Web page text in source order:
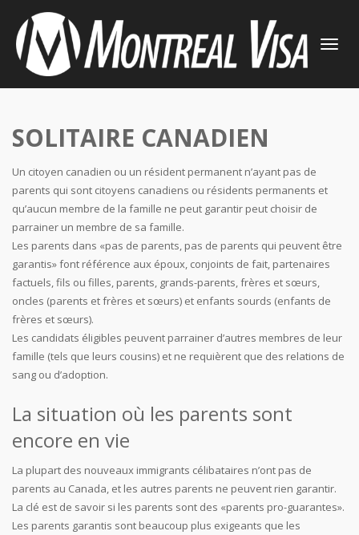
TOGGLE
SOLITAIRE CANADIEN
Un citoyen canadien ou un résident permanent n’ayant pas de
parents qui sont citoyens canadiens ou résidents permanents et
qu’aucun membre de la famille ne peut garantir peut choisir de
parrainer un membre de sa famille.
Les parents dans «pas de parents, pas de parents qui peuvent être
garantis» font référence aux époux, conjoints de fait, partenaires
factuels, fils ou filles, parents, grands-parents, frères et sœurs,
oncles (parents et frères et sœurs) et enfants sourds (enfants de
frères et sœurs).
Les candidats éligibles peuvent parrainer d’autres membres de leur
famille (tels que leurs cousins) et ne requièrent que des relations de
sang ou d’adoption.
La situation où les parents sont
encore en vie
La plupart des nouveaux immigrants célibataires n’ont pas de
parents au Canada, et les autres parents ne peuvent rien garantir.
La clé est de savoir si les parents sont des «parents pro-guarantes».
Les parents garantis sont beaucoup plus exigeants que les